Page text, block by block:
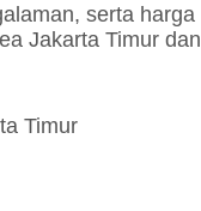
serta harga
Jakarta Timur dan
Timur